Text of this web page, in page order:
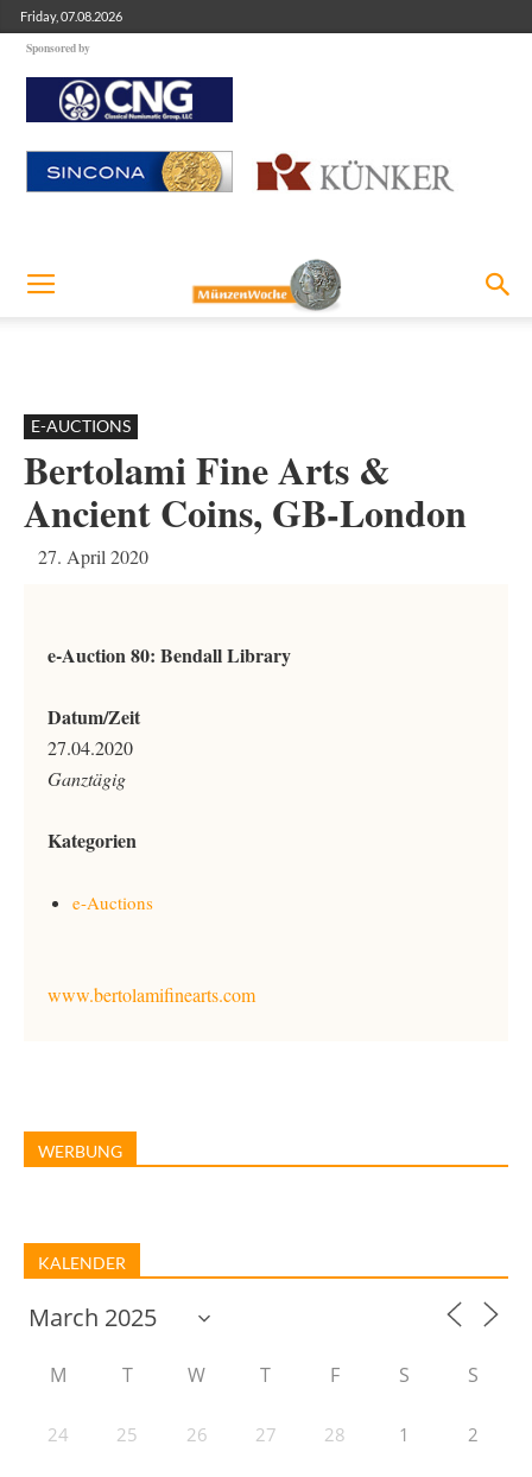
Friday, 07.08.2026
Sponsored by
E-AUCTIONS
Bertolami Fine Arts &
Ancient Coins, GB-London
27. April 2020
e-Auction 80: Bendall Library
Datum/Zeit
27.04.2020
Ganztägig
Kategorien
e-Auctions
www.bertolamifinearts.com
WERBUNG
KALENDER
M T W T F S S
24 25 26 27 28 1 2